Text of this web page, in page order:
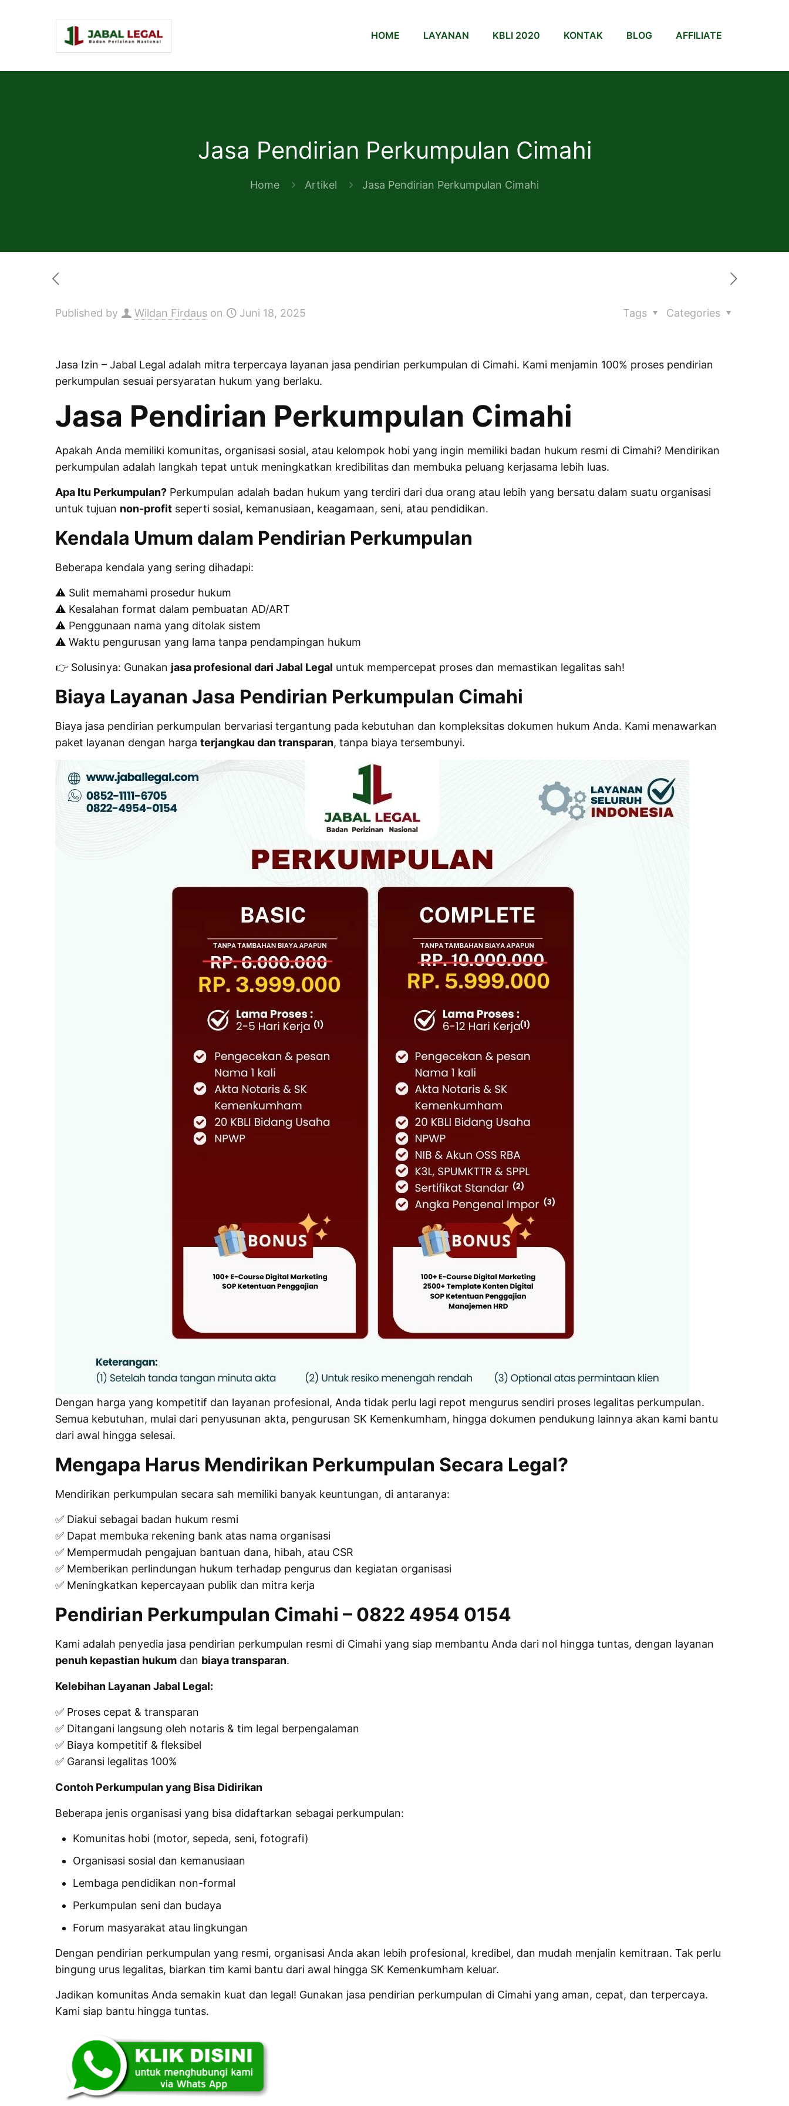
HOME LAYANAN KBLI 2020 KONTAK BLOG AFFILIATE
Jasa Pendirian Perkumpulan Cimahi
Home Artikel Jasa Pendirian Perkumpulan Cimahi
Published by Wildan Firdaus on Juni 18, 2025 Categories
Tags
Jasa Izin – Jabal Legal adalah mitra terpercaya layanan jasa pendirian perkumpulan di Cimahi. Kami menjamin 100% proses pendirian
perkumpulan sesuai persyaratan hukum yang berlaku.
Jasa Pendirian Perkumpulan Cimahi
Apakah Anda memiliki komunitas, organisasi sosial, atau kelompok hobi yang ingin memiliki badan hukum resmi di Cimahi? Mendirikan
perkumpulan adalah langkah tepat untuk meningkatkan kredibilitas dan membuka peluang kerjasama lebih luas.
Apa Itu Perkumpulan?Perkumpulan adalah badan hukum yang terdiri dari dua orang atau lebih yang bersatu dalam suatu organisasi
untuk tujuan non-profitseperti sosial, kemanusiaan, keagamaan, seni, atau pendidikan.
Kendala Umum dalam Pendirian Perkumpulan
Beberapa kendala yang sering dihadapi:
⚠️ Sulit memahami prosedur hukum
⚠️ Kesalahan format dalam pembuatan AD/ART
⚠️ Penggunaan nama yang ditolak sistem
⚠️ Waktu pengurusan yang lama tanpa pendampingan hukum
👉 Solusinya: Gunakan jasa profesional dari Jabal Legal untuk mempercepat proses dan memastikan legalitas sah!
Biaya Layanan Jasa Pendirian Perkumpulan Cimahi
Biaya jasa pendirian perkumpulan bervariasi tergantung pada kebutuhan dan kompleksitas dokumen hukum Anda. Kami menawarkan
paket layanan dengan harga terjangkau dan transparan, tanpa biaya tersembunyi.
Dengan harga yang kompetitif dan layanan profesional, Anda tidak perlu lagi repot mengurus sendiri proses legalitas perkumpulan.
Semua kebutuhan, mulai dari penyusunan akta, pengurusan SK Kemenkumham, hingga dokumen pendukung lainnya akan kami bantu
dari awal hingga selesai.
Mengapa Harus Mendirikan Perkumpulan Secara Legal?
Mendirikan perkumpulan secara sah memiliki banyak keuntungan, di antaranya:
✅ Diakui sebagai badan hukum resmi
✅ Dapat membuka rekening bank atas nama organisasi
✅ Mempermudah pengajuan bantuan dana, hibah, atau CSR
✅ Memberikan perlindungan hukum terhadap pengurus dan kegiatan organisasi
✅ Meningkatkan kepercayaan publik dan mitra kerja
Pendirian Perkumpulan Cimahi – 0822 4954 0154
Kami adalah penyedia jasa pendirian perkumpulan resmi di Cimahi yang siap membantu Anda dari nol hingga tuntas, dengan layanan
penuh kepastian hukumdan biaya transparan.
Kelebihan Layanan Jabal Legal:
✅ Proses cepat & transparan
✅ Ditangani langsung oleh notaris & tim legal berpengalaman
✅ Biaya kompetitif & fleksibel
✅ Garansi legalitas 100%
Contoh Perkumpulan yang Bisa Didirikan
Beberapa jenis organisasi yang bisa didaftarkan sebagai perkumpulan:
Komunitas hobi (motor, sepeda, seni, fotografi)
Organisasi sosial dan kemanusiaan
Lembaga pendidikan non-formal
Perkumpulan seni dan budaya
Forum masyarakat atau lingkungan
Dengan pendirian perkumpulan yang resmi, organisasi Anda akan lebih profesional, kredibel, dan mudah menjalin kemitraan. Tak perlu
bingung urus legalitas, biarkan tim kami bantu dari awal hingga SK Kemenkumham keluar.
Jadikan komunitas Anda semakin kuat dan legal! Gunakan jasa pendirian perkumpulan di Cimahi yang aman, cepat, dan terpercaya.
Kami siap bantu hingga tuntas.